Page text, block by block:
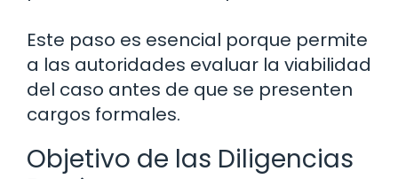
Este paso es esencial porque permite
a las autoridades evaluar la viabilidad
del caso antes de que se presenten
cargos formales.
Objetivo de las Diligencias